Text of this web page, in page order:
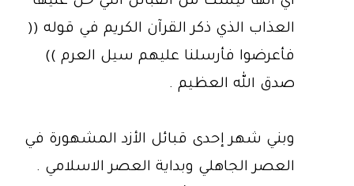
العذاب الذي ذكر القرآن الكريم في قوله ((
فأعرضوا فأرسلنا عليهم سيل العرم ))
صدق الله العظيم .
وبني شهر إحدى قبائل الأزد المشهورة في
العصر الجاهلي وبداية العصر الاسلامي .